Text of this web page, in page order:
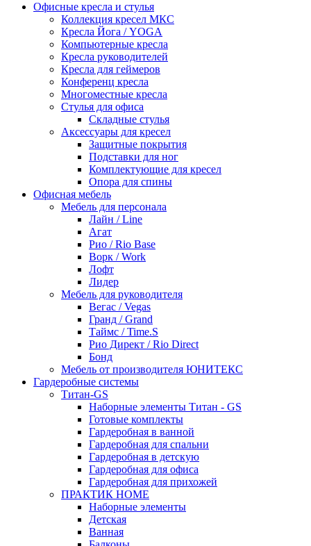
Офисные кресла и стулья
Коллекция кресел МКС
Кресла Йога / YOGA
Компьютерные кресла
Кресла руководителей
Кресла для геймеров
Конференц кресла
Многоместные кресла
Стулья для офиса
Складные стулья
Аксессуары для кресел
Защитные покрытия
Подставки для ног
Комплектующие для кресел
Опора для спины
Офисная мебель
Мебель для персонала
Лайн / Line
Агат
Рио / Rio Base
Ворк / Work
Лофт
Лидер
Мебель для руководителя
Вегас / Vegas
Гранд / Grand
Таймс / Time.S
Рио Директ / Rio Direct
Бонд
Мебель от производителя ЮНИТЕКС
Гардеробные системы
Титан-GS
Наборные элементы Титан - GS
Готовые комплекты
Гардеробная в ванной
Гардеробная для спальни
Гардеробная в детскую
Гардеробная для офиса
Гардеробная для прихожей
ПРАКТИК HOME
Наборные элементы
Детская
Ванная